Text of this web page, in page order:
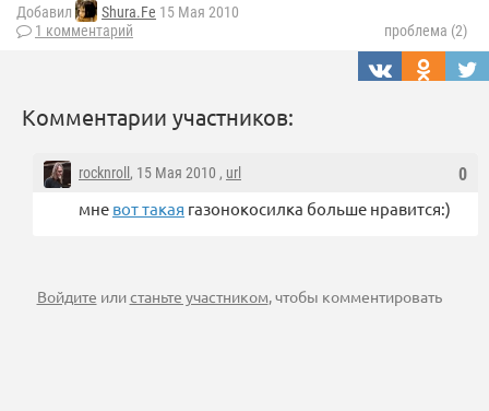
Добавил Shura.Fe 15 Мая 2010
1 комментарий
проблема (2)
Комментарии участников:
0
rocknroll , 15 Мая 2010 , url
мне вот такая газонокосилка больше нравится:)
Войдите илистаньте участником, чтобы комментировать